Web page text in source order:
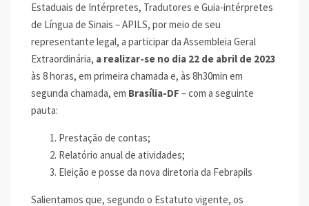
Estaduais de Intérpretes, Tradutores e Guia-intérpretes
de Língua de Sinais – APILS, por meio de seu
representante legal, a participar da Assembleia Geral
Extraordinária, a realizar-se no dia 22 de abril de 2023
às 8 horas, em primeira chamada e, às 8h30min em
segunda chamada, em Brasília-DF – com a seguinte
pauta:
Prestação de contas;
Relatório anual de atividades;
Eleição e posse da nova diretoria da Febrapils
Salientamos que, segundo o Estatuto vigente, os